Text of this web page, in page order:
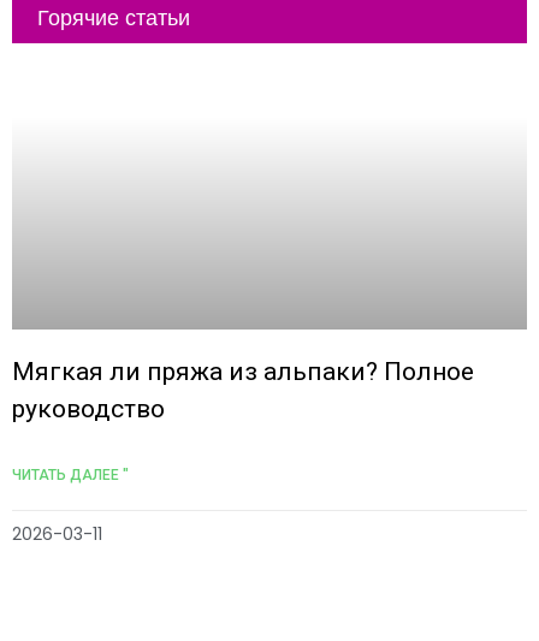
Горячие статьи
Мягкая ли пряжа из альпаки? Полное
руководство
ЧИТАТЬ ДАЛЕЕ "
2026-03-11